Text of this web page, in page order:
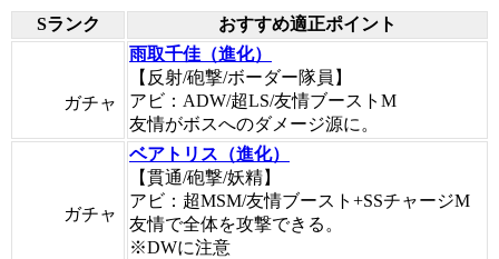
Sランク おすすめ適正ポイント
ガチャ
雨取千佳（進化）
【反射/砲撃/ボーダー隊員】
アビ：ADW/超LS/友情ブーストM
友情がボスへのダメージ源に。
ガチャ
ベアトリス（進化）
【貫通/砲撃/妖精】
アビ：超MSM/友情ブースト+SSチャージM
友情で全体を攻撃できる。
※DWに注意